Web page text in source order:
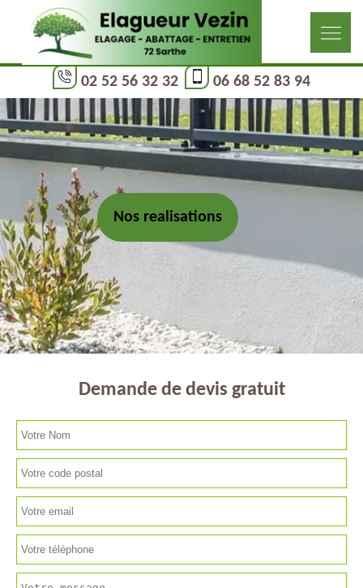
02 52 56 32 32 06 68 52 83 94
Nos realisations
Demande de devis gratuit